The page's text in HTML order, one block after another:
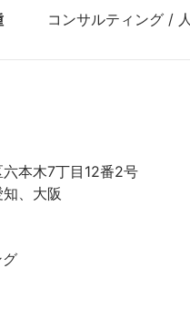
コンサルティング /
六本木7丁目12番2号
知、大阪